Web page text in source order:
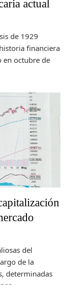
actual
de 1929
financiera
en octubre de
del
de la
determinadas